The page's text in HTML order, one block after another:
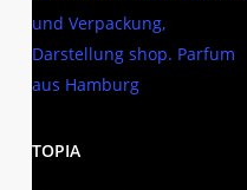
können
TOPIA